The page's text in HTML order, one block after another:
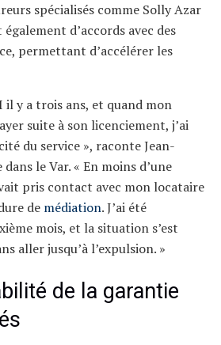
spécialisés comme Solly Azar
d’accords avec des
permettant d’accélérer les
il y a trois ans, et quand mon
suite à son licenciement, j’ai
du service », raconte Jean-
le Var. « En moins d’une
pris contact avec mon locataire
de médiation. J’ai été
mois, et la situation s’est
aller jusqu’à l’expulsion. »
de la garantie